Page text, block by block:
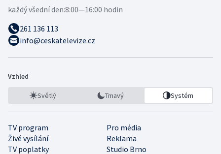
každý všední den:8:00—16:00 hodin
261 136 113
info@ceskatelevize.cz
Vzhled
Světlý Tmavý Systém
TV program
Pro média
Živé vysílání
Reklama
TV poplatky
Studio Brno